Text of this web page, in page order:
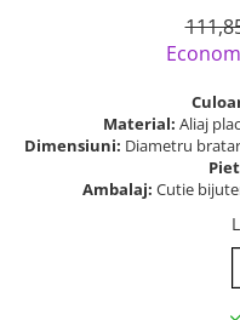
Material: Aliaj
Dimensiuni: Diametru
Ambalaj: Cutie